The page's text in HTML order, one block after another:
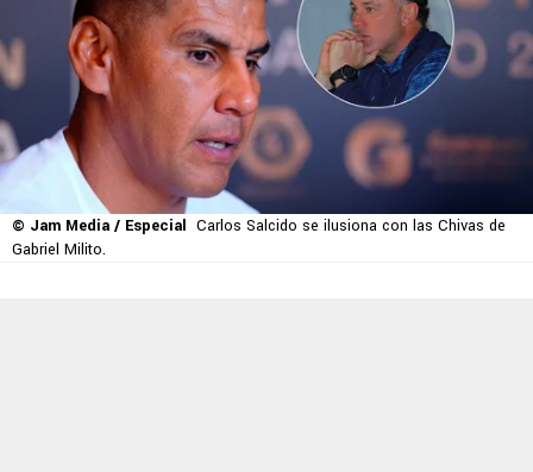
© Jam Media / Especial Carlos Salcido se ilusiona con las Chivas de
Gabriel Milito.